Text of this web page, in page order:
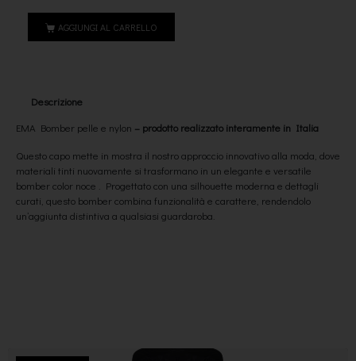
AGGIUNGI AL CARRELLO
Descrizione
EMA Bomber pelle e nylon – prodotto realizzato interamente in Italia
Questo capo mette in mostra il nostro approccio innovativo alla moda, dove
materiali tinti nuovamente si trasformano in un elegante e versatile
bomber color noce . Progettato con una silhouette moderna e dettagli
curati, questo bomber combina funzionalità e carattere, rendendolo
un’aggiunta distintiva a qualsiasi guardaroba.